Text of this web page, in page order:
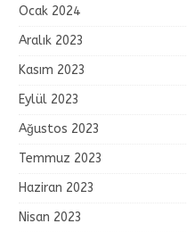
Ocak 2024
Aralık 2023
Kasım 2023
Eylül 2023
Ağustos 2023
Temmuz 2023
Haziran 2023
Nisan 2023